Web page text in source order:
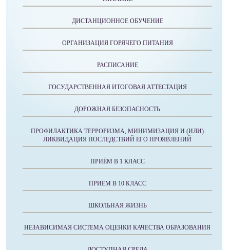
ДИСТАНЦИОННОЕ ОБУЧЕНИЕ
ОРГАНИЗАЦИЯ ГОРЯЧЕГО ПИТАНИЯ
РАСПИСАНИЕ
ГОСУДАРСТВЕННАЯ ИТОГОВАЯ АТТЕСТАЦИЯ
ДОРОЖНАЯ БЕЗОПАСНОСТЬ
ПРОФИЛАКТИКА ТЕРРОРИЗМА, МИНИМИЗАЦИЯ И (ИЛИ)
ЛИКВИДАЦИЯ ПОСЛЕДСТВИЙ ЕГО ПРОЯВЛЕНИЙ
ПРИЁМ В 1 КЛАСС
ПРИЕМ В 10 КЛАСС
ШКОЛЬНАЯ ЖИЗНЬ
НЕЗАВИСИМАЯ СИСТЕМА ОЦЕНКИ КАЧЕСТВА ОБРАЗОВАНИЯ